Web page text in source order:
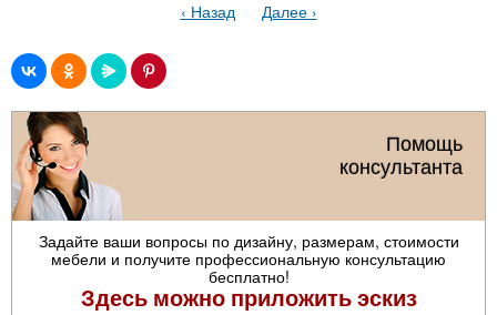
‹ Назад Далее ›
Помощь
консультанта
Задайте ваши вопросы по дизайну, размерам, стоимости
мебели и получите профессиональную консультацию
бесплатно!
Здесь можно приложить эскиз